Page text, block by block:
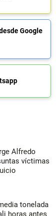
Google
Alfredo
víctimas
tonelada
horas antes